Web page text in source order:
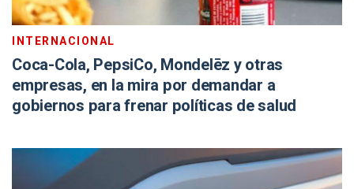
INTERNACIONAL
Coca-Cola, PepsiCo, Mondelēz y otras
empresas, en la mira por demandar a
gobiernos para frenar políticas de salud